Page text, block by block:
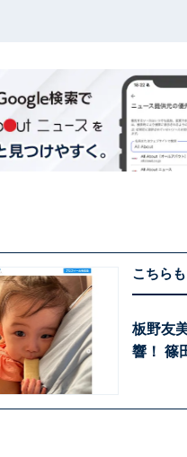
こちら
板野友
響！ 篠